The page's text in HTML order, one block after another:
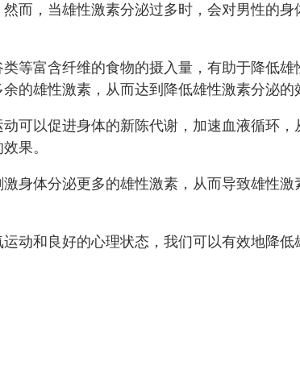
而，当雄性激素分泌过多时，会对男性的
等富含纤维的食物的摄入量，有助于降低
的雄性激素，从而达到降低雄性激素分泌的
可以促进身体的新陈代谢，加速血液循环
果。
身体分泌更多的雄性激素，从而导致雄性
动和良好的心理状态，我们可以有效地降